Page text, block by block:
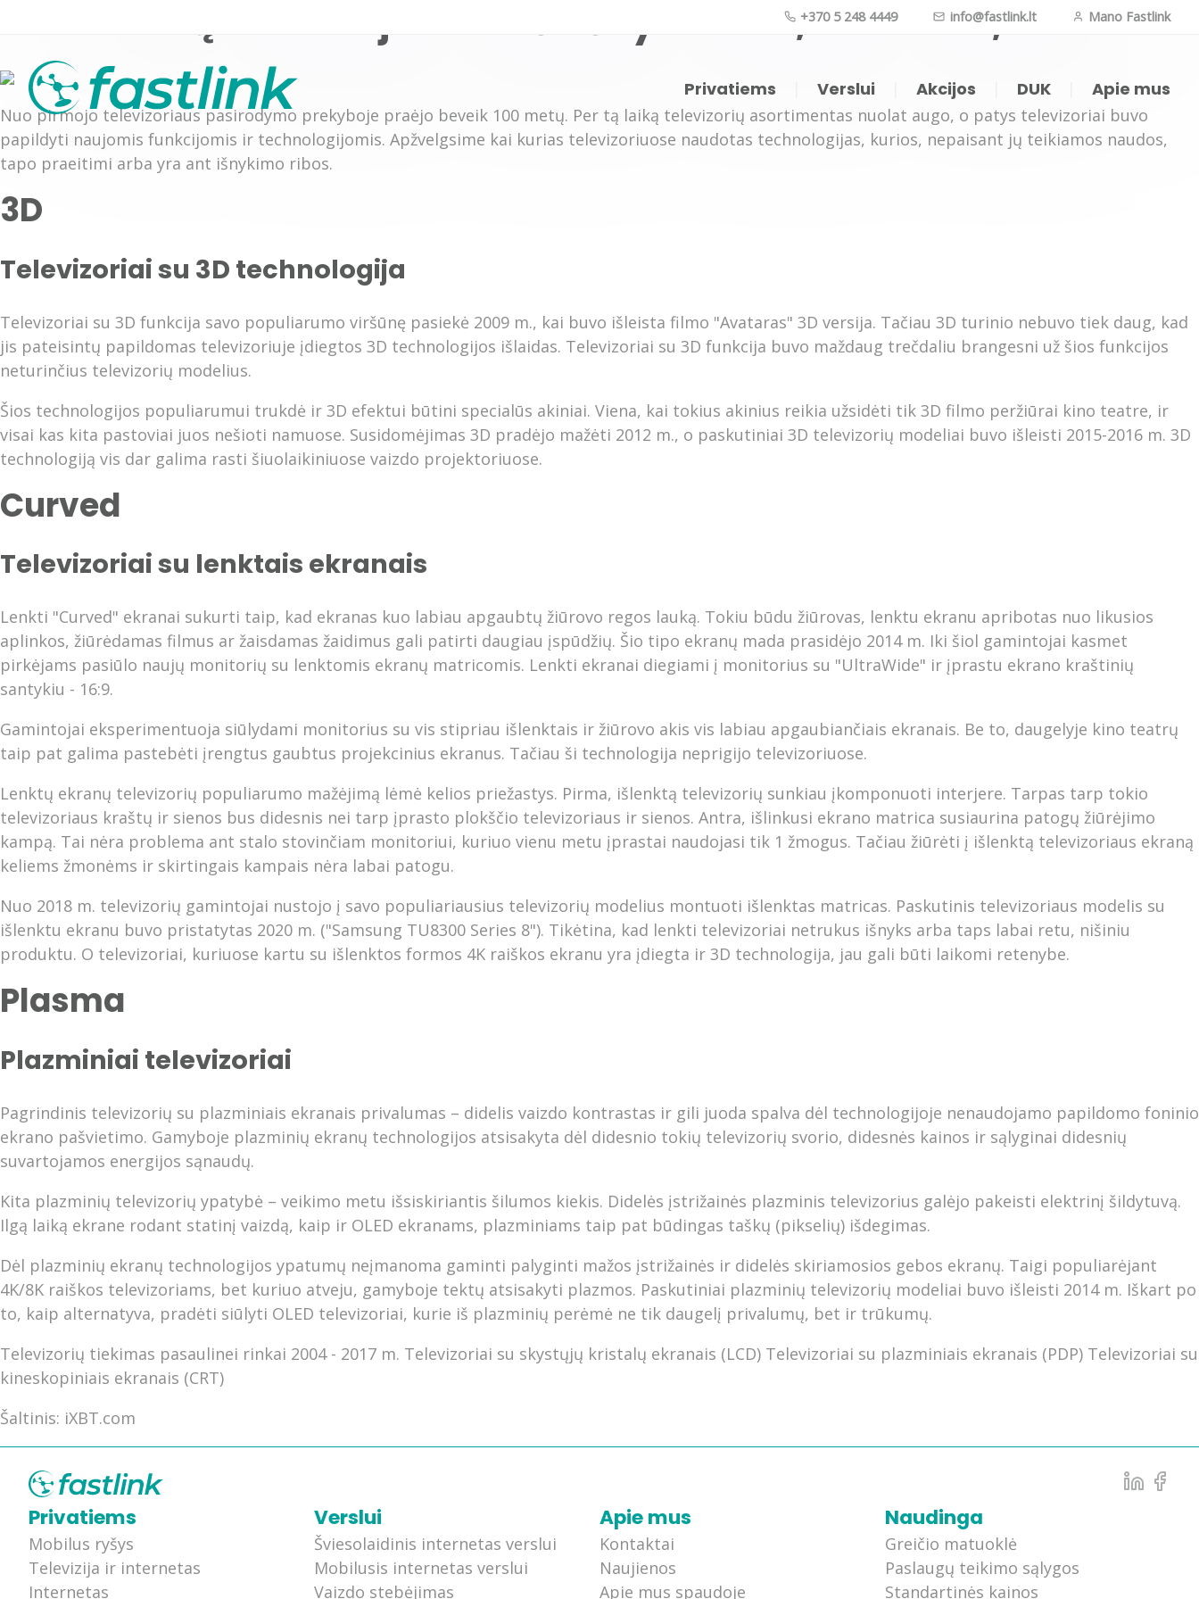
+370 5 248 4449 info@fastlink.lt Mano Fastlink
Privatiems
Mobilus ryšys (5G)
Televizijos kanalų sąrašas
5G internetas
Greičio matuoklė
Televizijos kanalų sąrašas
Verslui Akcijos DUK Apie mus
Televizorių evoliucija - kodėl išnyko "3D", "Curved", "Plasma"
Nuo pirmojo televizoriaus pasirodymo prekyboje praėjo beveik 100 metų. Per tą laiką televizorių asortimentas nuolat augo, o patys televizoriai buvo
papildyti naujomis funkcijomis ir technologijomis. Apžvelgsime kai kurias televizoriuose naudotas technologijas, kurios, nepaisant jų teikiamos naudos,
tapo praeitimi arba yra ant išnykimo ribos.
3D
Televizoriai su 3D technologija
Televizoriai su 3D funkcija savo populiarumo viršūnę pasiekė 2009 m., kai buvo išleista filmo "Avataras" 3D versija. Tačiau 3D turinio nebuvo tiek daug, kad
jis pateisintų papildomas televizoriuje įdiegtos 3D technologijos išlaidas. Televizoriai su 3D funkcija buvo maždaug trečdaliu brangesni už šios funkcijos
neturinčius televizorių modelius.
Šios technologijos populiarumui trukdė ir 3D efektui būtini specialūs akiniai. Viena, kai tokius akinius reikia užsidėti tik 3D filmo peržiūrai kino teatre, ir
visai kas kita pastoviai juos nešioti namuose. Susidomėjimas 3D pradėjo mažėti 2012 m., o paskutiniai 3D televizorių modeliai buvo išleisti 2015-2016 m. 3D
technologiją vis dar galima rasti šiuolaikiniuose vaizdo projektoriuose.
Curved
Televizoriai su lenktais ekranais
Lenkti "Curved" ekranai sukurti taip, kad ekranas kuo labiau apgaubtų žiūrovo regos lauką. Tokiu būdu žiūrovas, lenktu ekranu apribotas nuo likusios
aplinkos, žiūrėdamas filmus ar žaisdamas žaidimus gali patirti daugiau įspūdžių. Šio tipo ekranų mada prasidėjo 2014 m. Iki šiol gamintojai kasmet
pirkėjams pasiūlo naujų monitorių su lenktomis ekranų matricomis. Lenkti ekranai diegiami į monitorius su "UltraWide" ir įprastu ekrano kraštinių
santykiu - 16:9.
Gamintojai eksperimentuoja siūlydami monitorius su vis stipriau išlenktais ir žiūrovo akis vis labiau apgaubiančiais ekranais. Be to, daugelyje kino teatrų
taip pat galima pastebėti įrengtus gaubtus projekcinius ekranus. Tačiau ši technologija neprigijo televizoriuose.
Lenktų ekranų televizorių populiarumo mažėjimą lėmė kelios priežastys. Pirma, išlenktą televizorių sunkiau įkomponuoti interjere. Tarpas tarp tokio
televizoriaus kraštų ir sienos bus didesnis nei tarp įprasto plokščio televizoriaus ir sienos. Antra, išlinkusi ekrano matrica susiaurina patogų žiūrėjimo
kampą. Tai nėra problema ant stalo stovinčiam monitoriui, kuriuo vienu metu įprastai naudojasi tik 1 žmogus. Tačiau žiūrėti į išlenktą televizoriaus ekraną
keliems žmonėms ir skirtingais kampais nėra labai patogu.
Nuo 2018 m. televizorių gamintojai nustojo į savo populiariausius televizorių modelius montuoti išlenktas matricas. Paskutinis televizoriaus modelis su
išlenktu ekranu buvo pristatytas 2020 m. ("Samsung TU8300 Series 8"). Tikėtina, kad lenkti televizoriai netrukus išnyks arba taps labai retu, nišiniu
produktu. O televizoriai, kuriuose kartu su išlenktos formos 4K raiškos ekranu yra įdiegta ir 3D technologija, jau gali būti laikomi retenybe.
Plasma
Plazminiai televizoriai
Pagrindinis televizorių su plazminiais ekranais privalumas – didelis vaizdo kontrastas ir gili juoda spalva dėl technologijoje nenaudojamo papildomo foninio
ekrano pašvietimo. Gamyboje plazminių ekranų technologijos atsisakyta dėl didesnio tokių televizorių svorio, didesnės kainos ir sąlyginai didesnių
suvartojamos energijos sąnaudų.
Kita plazminių televizorių ypatybė – veikimo metu išsiskiriantis šilumos kiekis. Didelės įstrižainės plazminis televizorius galėjo pakeisti elektrinį šildytuvą.
Ilgą laiką ekrane rodant statinį vaizdą, kaip ir OLED ekranams, plazminiams taip pat būdingas taškų (pikselių) išdegimas.
Dėl plazminių ekranų technologijos ypatumų neįmanoma gaminti palyginti mažos įstrižainės ir didelės skiriamosios gebos ekranų. Taigi populiarėjant
4K/8K raiškos televizoriams, bet kuriuo atveju, gamyboje tektų atsisakyti plazmos. Paskutiniai plazminių televizorių modeliai buvo išleisti 2014 m. Iškart po
to, kaip alternatyva, pradėti siūlyti OLED televizoriai, kurie iš plazminių perėmė ne tik daugelį privalumų, bet ir trūkumų.
Televizorių tiekimas pasaulinei rinkai 2004 - 2017 m. Televizoriai su skystųjų kristalų ekranais (LCD) Televizoriai su plazminiais ekranais (PDP) Televizoriai su
kineskopiniais ekranais (CRT)
Šaltinis: iXBT.com
Privatiems
Mobilus ryšys
Televizija ir internetas
Internetas
Verslui
Šviesolaidinis internetas verslui
Mobilusis internetas verslui
Vaizdo stebėjimas
Apie mus
Kontaktai
Naujienos
Apie mus spaudoje
Naudinga
Greičio matuoklė
Paslaugų teikimo sąlygos
Standartinės kainos